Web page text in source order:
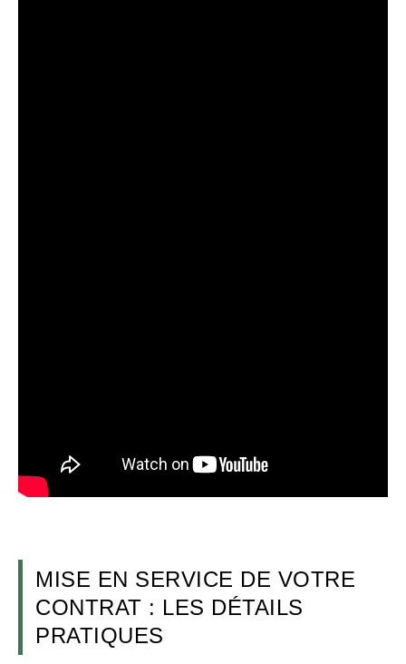
MISE EN SERVICE DE VOTRE
CONTRAT : LES DÉTAILS
PRATIQUES